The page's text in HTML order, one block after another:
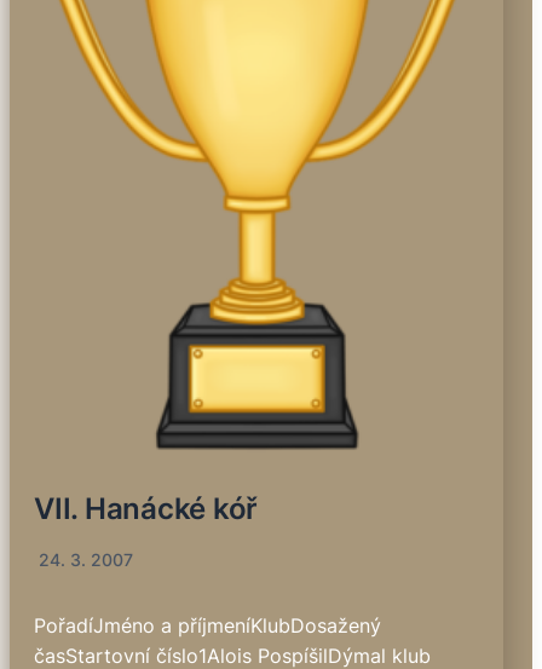
VII. Hanácké kóř
24. 3. 2007
PořadíJméno a příjmeníKlubDosažený
časStartovní číslo1Alois PospíšilDýmal klub